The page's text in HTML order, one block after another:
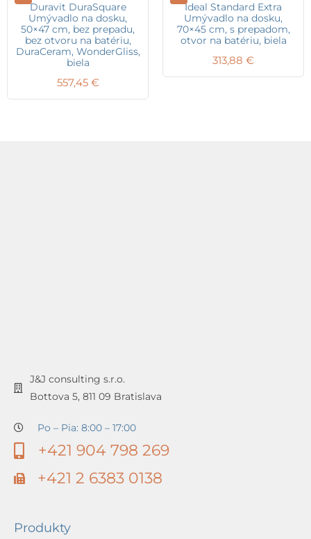
Duravit DuraSquare
Umývadlo na dosku,
50×47 cm, bez prepadu,
bez otvoru na batériu,
DuraCeram, WonderGliss,
biela
557,45 €
Ideal Standard Extra
Umývadlo na dosku,
70×45 cm, s prepadom,
otvor na batériu, biela
313,88 €
J&J consulting s.r.o.
Bottova 5, 811 09 Bratislava
Po – Pia: 8:00 – 17:00
+421 904 798 269
+421 2 6383 0138
Produkty